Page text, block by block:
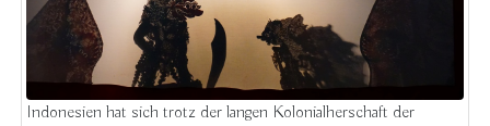
Indonesien hat sich trotz der langen Kolonialherschaft der